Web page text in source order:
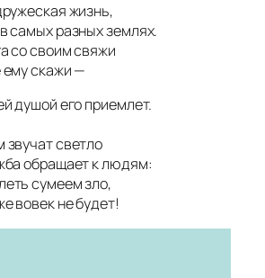
жизнь,
самых разных землях.
со своим свяжи
скажи —
душой его приемлет.
светло
обращает к людям:
сумеем зло,
вовек не будет!